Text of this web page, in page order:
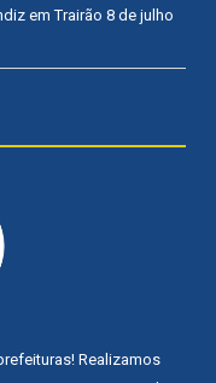
em Trairão 8 de julho
! Realizamos